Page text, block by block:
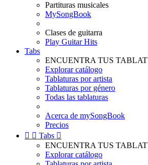
Partituras musicales
MySongBook
Clases de guitarra
Play Guitar Hits
Tabs
ENCUENTRA TUS
Explorar catálogo
Tablaturas por artista
Tablaturas por género
Todas las tablaturas
Acerca de mySongBook
Precios
  Tabs 
ENCUENTRA TUS
Explorar catálogo